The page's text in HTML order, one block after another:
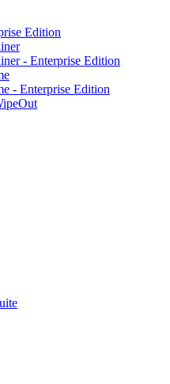
Edition
- Enterprise Edition
- Enterprise Edition